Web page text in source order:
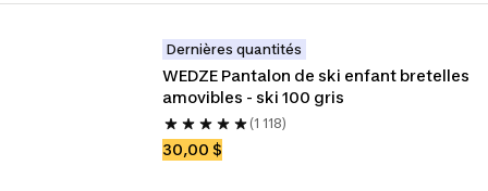
Dernières quantités
WEDZE Pantalon de ski enfant bretelles
amovibles - ski 100 gris
(1 118)
30,00 $